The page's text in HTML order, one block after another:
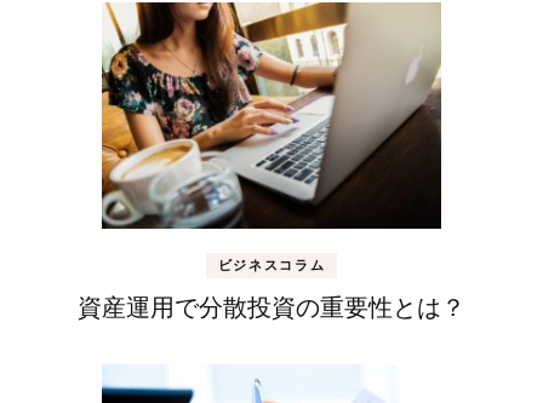
ビジネスコラム
資産運用で分散投資の重要性とは？